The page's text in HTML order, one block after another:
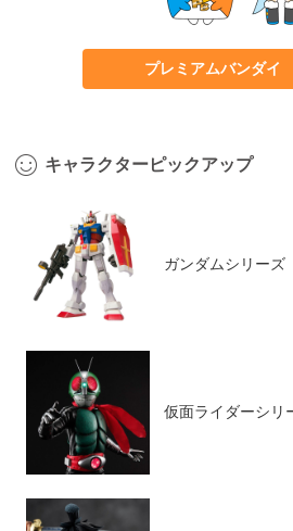
プレミアムバンダイ
キャラクターピックアップ
ガンダムシリーズ
仮面ライダーシリ